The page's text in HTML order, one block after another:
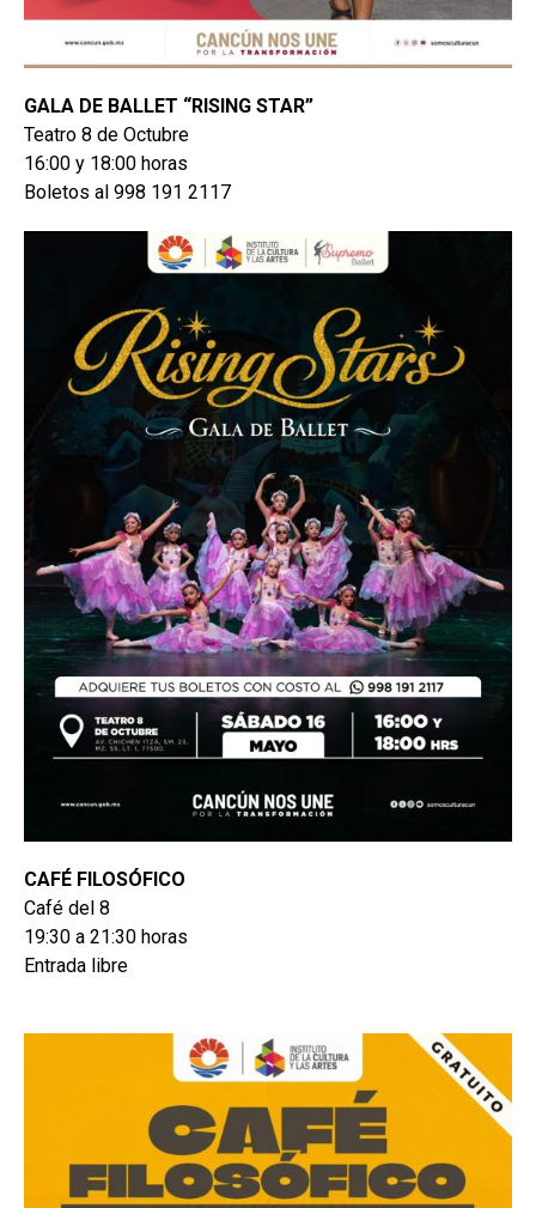
GALA DE BALLET “RISING STAR”
Teatro 8 de Octubre
16:00 y 18:00 horas
Boletos al 998 191 2117
CAFÉ FILOSÓFICO
Café del 8
19:30 a 21:30 horas
Entrada libre